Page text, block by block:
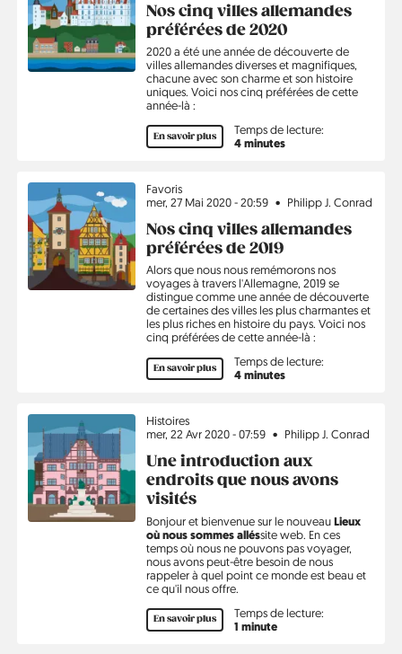
Nos cinq villes allemandes
préférées de 2020
2020 a été une année de découverte de
villes allemandes diverses et magnifiques,
chacune avec son charme et son histoire
uniques. Voici nos cinq préférées de cette
année-là :
En savoir plus Temps de lecture:
4 minutes
Sujet
Favoris
mer, 27 Mai 2020 - 20:59
Philipp J. Conrad
Nos cinq villes allemandes
préférées de 2019
Alors que nous nous remémorons nos
voyages à travers l'Allemagne, 2019 se
distingue comme une année de découverte
de certaines des villes les plus charmantes et
les plus riches en histoire du pays. Voici nos
cinq préférées de cette année-là :
En savoir plus Temps de lecture:
4 minutes
Sujet
Histoires
mer, 22 Avr 2020 - 07:59
Philipp J. Conrad
Une introduction aux
endroits que nous avons
visités
Bonjour et bienvenue sur le nouveauLieux
où nous sommes alléssite web. En ces
temps où nous ne pouvons pas voyager,
nous avons peut-être besoin de nous
rappeler à quel point ce monde est beau et
ce qu'il nous offre.
En savoir plus Temps de lecture:
1 minute